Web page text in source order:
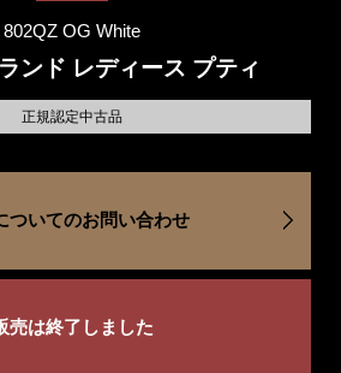
802QZ OG White
ンド レディース プティ
正規認定中古品
ついてのお問い合わせ
売は終了しました